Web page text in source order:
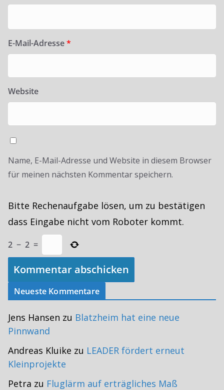
E-Mail-Adresse*
Website
Name, E-Mail-Adresse und Website in diesem Browser
für meinen nächsten Kommentar speichern.
Bitte Rechenaufgabe lösen, um zu bestätigen
dass Eingabe nicht vom Roboter kommt.
2 − 2 =
Neueste Kommentare
Jens Hansen zu Blatzheim hat eine neue
Pinnwand
Andreas Kluike zu LEADER fördert erneut
Kleinprojekte
Petra zu Fluglärm auf erträgliches Maß